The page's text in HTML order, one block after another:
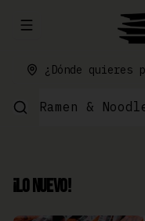
Abrir menu de
¿Dónde quieres
Ramen &
¡Lo Nuevo!